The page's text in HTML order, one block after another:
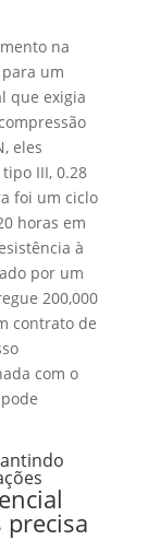
na
um
que exigia
eles
III, 0.28
foi um ciclo
horas em
à
por um
200,000
contrato de
com o